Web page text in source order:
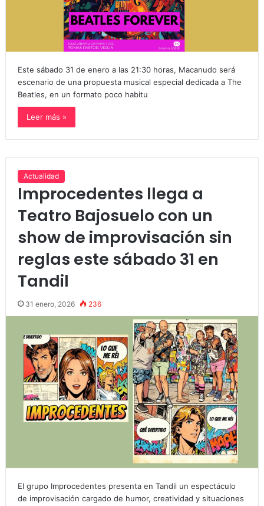
Este sábado 31 de enero a las 21:30 horas, Macanudo será
escenario de una propuesta musical especial dedicada a The
Beatles, en un formato poco habitu
Leer más »
Actualidad
Improcedentes llega a
Teatro Bajosuelo con un
show de improvisación sin
reglas este sábado 31 en
Tandil
31 enero, 2026 236
El grupo Improcedentes presenta en Tandil un espectáculo
de improvisación cargado de humor, creatividad y situaciones